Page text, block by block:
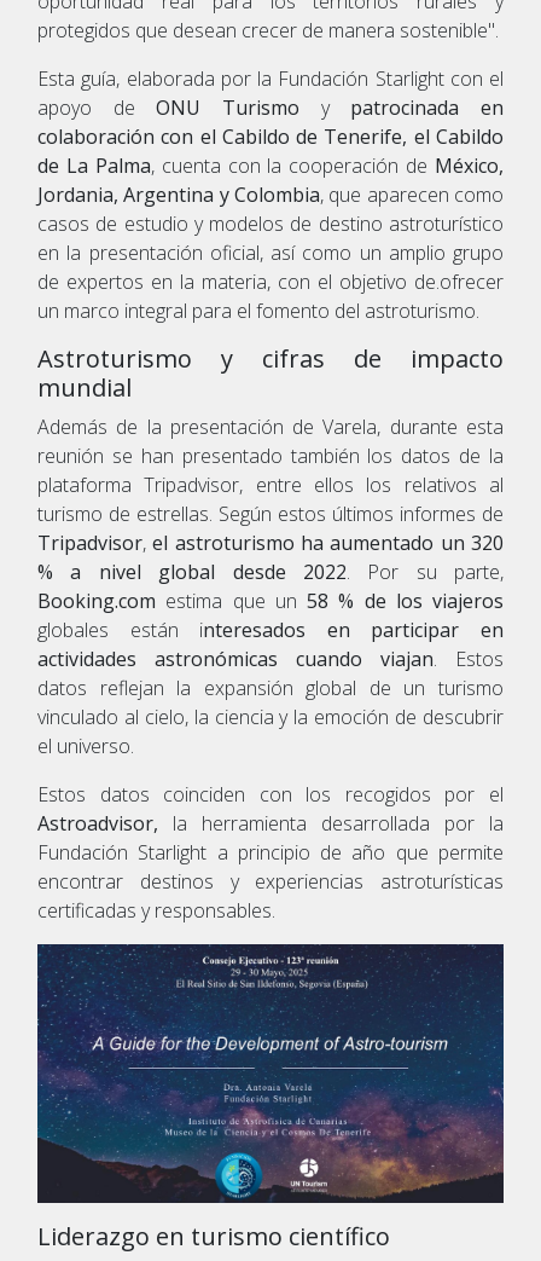
protegidos que desean crecer de manera sostenible".
Esta guía, elaborada por la Fundación Starlight con el
apoyo deONU Turismo y patrocinada en
colaboración con el Cabildo de Tenerife, el Cabildo
de La Palma, cuenta con la cooperación de México,
Jordania, Argentina y Colombia, que aparecen como
casos de estudio y modelos de destino astroturístico
en la presentación oficial, así como un amplio grupo
de expertos en la materia, con el objetivo de.ofrecer
un marco integral para el fomento del astroturismo.
Astroturismo y cifras de impacto
mundial
Además de la presentación de Varela, durante esta
reunión se han presentado también los datos de la
plataforma Tripadvisor, entre ellos los relativos al
turismo de estrellas. Según estos últimos informes de
Tripadvisor,el astroturismo ha aumentado un 320
% a nivel global desde 2022. Por su parte,
Booking.com estima que un 58 % de los viajeros
globales están interesados en participar en
actividades astronómicas cuando viajan. Estos
datos reflejan la expansión global de un turismo
vinculado al cielo, la ciencia y la emoción de descubrir
el universo.
Estos datos coinciden con los recogidos por el
Astroadvisor, la herramienta desarrollada por la
Fundación Starlight a principio de año que permite
encontrar destinos y experiencias astroturísticas
certificadas y responsables.
Liderazgo en turismo científico